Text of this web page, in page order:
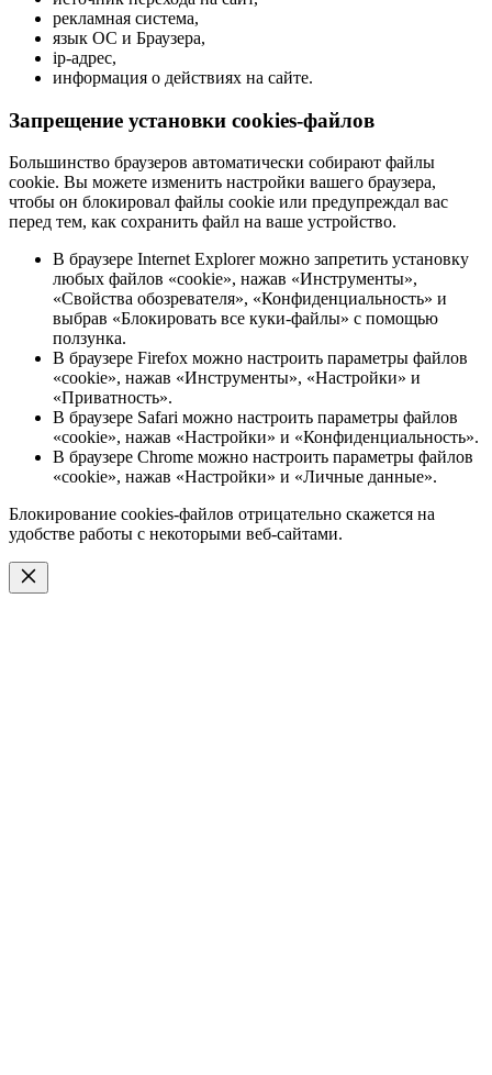
рекламная система,
язык ОС и Браузера,
ip-адрес,
информация о действиях на сайте.
Запрещение установки cookies-файлов
Большинство браузеров автоматически собирают файлы
cookie. Вы можете изменить настройки вашего браузера,
чтобы он блокировал файлы cookie или предупреждал вас
перед тем, как сохранить файл на ваше устройство.
В браузере Internet Explorer можно запретить установку
любых файлов «cookie», нажав «Инструменты»,
«Свойства обозревателя», «Конфиденциальность» и
выбрав «Блокировать все куки-файлы» с помощью
ползунка.
В браузере Firefox можно настроить параметры файлов
«cookie», нажав «Инструменты», «Настройки» и
«Приватность».
В браузере Safari можно настроить параметры файлов
«cookie», нажав «Настройки» и «Конфиденциальность».
В браузере Chrome можно настроить параметры файлов
«cookie», нажав «Настройки» и «Личные данные».
Блокирование cookies-файлов отрицательно скажется на
удобстве работы с некоторыми веб-сайтами.